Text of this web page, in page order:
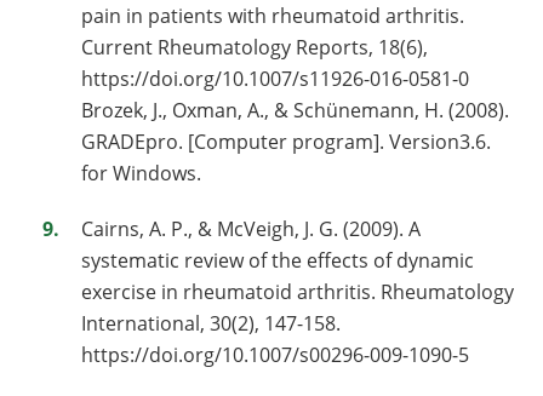
pain in patients with rheumatoid arthritis.
Current Rheumatology Reports, 18(6),
https://doi.org/10.1007/s11926-016-0581-0
Brozek, J., Oxman, A., & Schünemann, H. (2008).
GRADEpro. [Computer program]. Version3.6.
for Windows.
Cairns, A. P., & McVeigh, J. G. (2009). A
systematic review of the effects of dynamic
exercise in rheumatoid arthritis. Rheumatology
International, 30(2), 147-158.
https://doi.org/10.1007/s00296-009-1090-5